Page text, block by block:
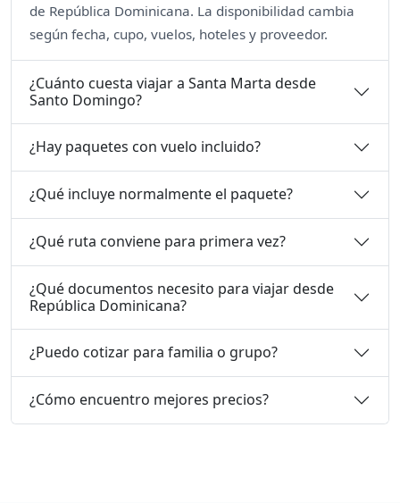
de República Dominicana. La disponibilidad cambia
según fecha, cupo, vuelos, hoteles y proveedor.
¿Cuánto cuesta viajar a Santa Marta desde
Santo Domingo?
¿Hay paquetes con vuelo incluido?
¿Qué incluye normalmente el paquete?
¿Qué ruta conviene para primera vez?
¿Qué documentos necesito para viajar desde
República Dominicana?
¿Puedo cotizar para familia o grupo?
¿Cómo encuentro mejores precios?